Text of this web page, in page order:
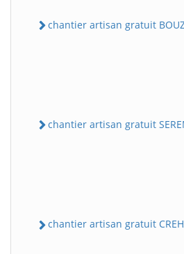
chantier artisan gratuit
chantier artisan gratuit
chantier artisan gratuit